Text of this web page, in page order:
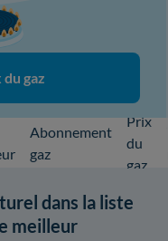
gaz
Abonnement
gaz
Prix
du
gaz
dans la liste
meilleur